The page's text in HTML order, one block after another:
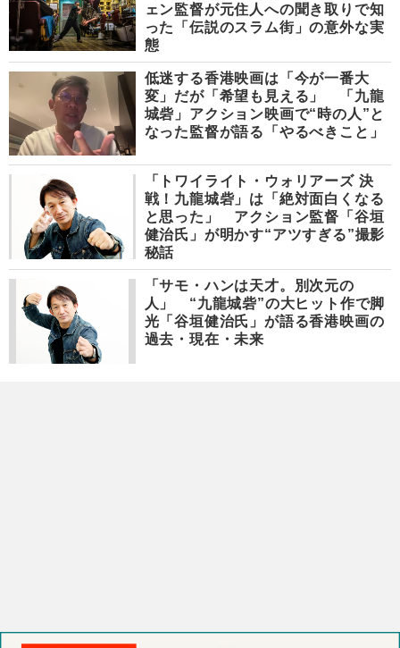
ェン監督が元住人への聞き取りで知
った「伝説のスラム街」の意外な実
態
低迷する香港映画は「今が一番大
変」だが「希望も見える」 「九龍
城砦」アクション映画で“時の人”と
なった監督が語る「やるべきこと」
「トワイライト・ウォリアーズ 決
戦！九龍城砦」は「絶対面白くなる
と思った」 アクション監督「谷垣
健治氏」が明かす“アツすぎる”撮影
秘話
「サモ・ハンは天才。別次元の
人」 “九龍城砦”の大ヒット作で脚
光「谷垣健治氏」が語る香港映画の
過去・現在・未来